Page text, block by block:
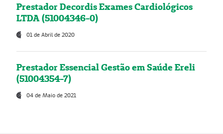
Prestador Decordis Exames Cardiológicos
LTDA (51004346-0)
01 de Abril de 2020
Prestador Essencial Gestão em Saúde Ereli
(51004354-7)
04 de Maio de 2021